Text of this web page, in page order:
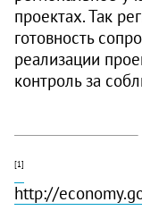
проектах. Так
готовность
реализации
контроль за
[1]
http://